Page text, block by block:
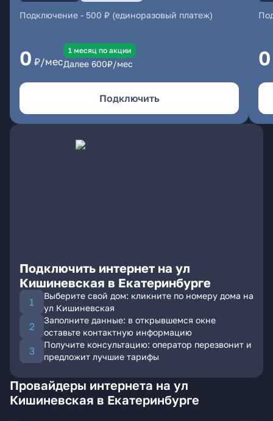
Подключение - 500 ₽ (единоразовый платеж)
0 ₽/мес
1 месяц по акции
Далее 600₽/мес
Подключить
0
Подключить интернет на ул
Кишиневская в Екатеринбурге
Выберите свой дом: кликните по номеру дома на
ул Кишиневская
Заполните данные: в открывшемся окне
оставьте контактную информацию
Получите консультацию: оператор перезвонит и
предложит лучшие тарифы
Провайдеры интернета на ул
Кишиневская в Екатеринбурге